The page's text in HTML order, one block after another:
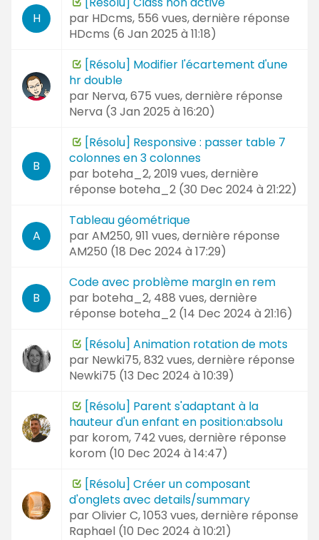
H
par HDcms, 556 vues, dernière réponse
HDcms (6 Jan 2025 à 11:18)
[Résolu] Modifier l'écartement d'une
hr double
par Nerva, 675 vues, dernière réponse
Nerva (3 Jan 2025 à 16:20)
B
[Résolu] Responsive : passer table 7
colonnes en 3 colonnes
par boteha_2, 2019 vues, dernière
réponse boteha_2 (30 Dec 2024 à 21:22)
A
Tableau géométrique
parAM250, 911 vues, dernière réponse
AM250 (18 Dec 2024 à 17:29)
B
Code avec problème margIn en rem
par boteha_2, 488 vues, dernière
réponse boteha_2 (14 Dec 2024 à 21:16)
[Résolu] Animation rotation de mots
par Newki75, 832 vues, dernière réponse
Newki75 (13 Dec 2024 à 10:39)
[Résolu] Parent s'adaptant à la
hauteur d'un enfant en position:absolu
par korom, 742 vues, dernière réponse
korom (10 Dec 2024 à 14:47)
[Résolu] Créer un composant
d'onglets avec details/summary
parOlivier C, 1053 vues, dernière réponse
Raphael (10 Dec 2024 à 10:21)